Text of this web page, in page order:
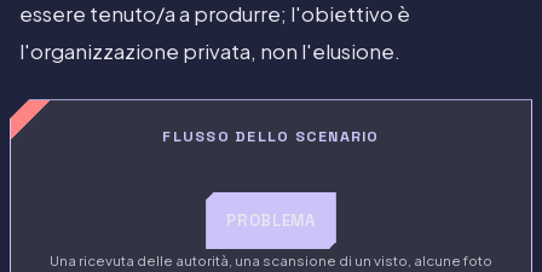
essere tenuto/a a produrre; l'obiettivo è
l'organizzazione privata, non l'elusione.
FLUSSO DELLO SCENARIO
PROBLEMA
Una ricevuta delle autorità, una scansione di un visto, alcune foto